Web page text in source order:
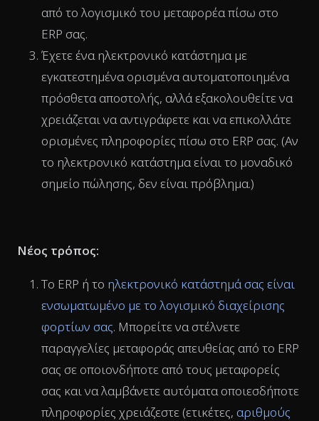
από το λογισμικό του μεταφορέα πίσω στο
ERP σας.
Έχετε ένα ηλεκτρονικό κατάστημα με
εγκατεστημένα ορισμένα αυτοματοποιημένα
πρόσθετα αποστολής, αλλά εξακολουθείτε να
χρειάζεται να αντιγράφετε και να επικολλάτε
ορισμένες πληροφορίες πίσω στο ERP σας. (Αν
το ηλεκτρονικό κατάστημα είναι το μοναδικό
σημείο πώλησης, δεν είναι πρόβλημα.)
Νέος τρόπος:
Το ERP ή το ηλεκτρονικό κατάστημά σας είναι
ενσωματωμένο με το λογισμικό διαχείρισης
φορτίων σας. Μπορείτε να στέλνετε
παραγγελίες μεταφοράς απευθείας από το ERP
σας σε οποιονδήποτε από τους μεταφορείς
σας και να λαμβάνετε αυτόματα οποιεσδήποτε
πληροφορίες χρειάζεστε (ετικέτες, αριθμούς